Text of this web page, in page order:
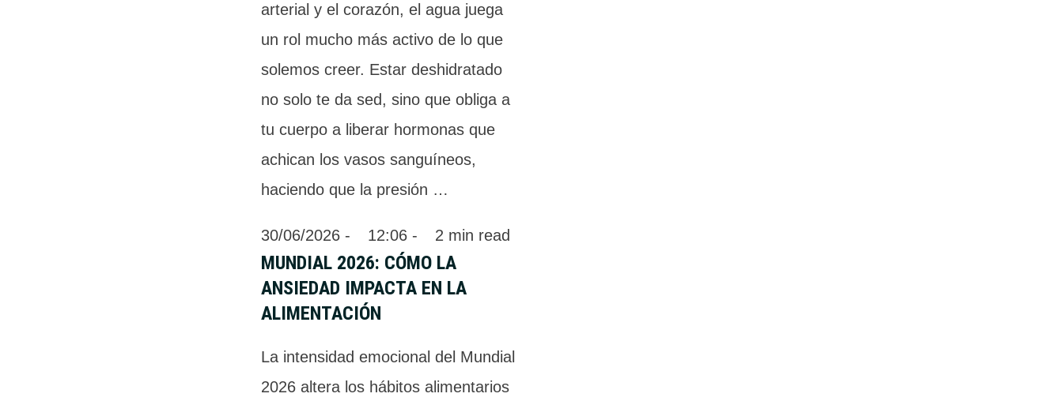
arterial y el corazón, el agua juega
un rol mucho más activo de lo que
solemos creer. Estar deshidratado
no solo te da sed, sino que obliga a
tu cuerpo a liberar hormonas que
achican los vasos sanguíneos,
haciendo que la presión …
30/06/2026 - 12:06 - 2 min read
MUNDIAL 2026: CÓMO LA
ANSIEDAD IMPACTA EN LA
ALIMENTACIÓN
La intensidad emocional del Mundial
2026 altera los hábitos alimentarios